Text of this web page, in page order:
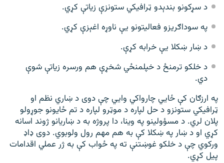
د سړکونو بندېدو ټرافیکي ستونزې زیاتې کړي.
په سوداګریزو فعالیتونو یې ناوړه اغېزې کړي.
د ښار ښکلا یې خرابه کړې.
د خلکو ترمنځ د خپلمنځي شخړې هم ورسره زیاتې شوې
دي.
په ارزګان کې ځايي چارواکي وايي چې دوی د ښاري نظم او
ټرافیکي ستونزو د حل لپاره د موټرو لپاره د تم ځایونو جوړولو
پلان لري. د مسؤولینو په وینا، دا پروژه به د ښاریانو ژوند اسانه
کړي او د ښار په ښکلا کې به هم مهم رول ولوبوي. دوی ډاډ
ورکوي چې د خلکو غوښتنې ته په ځواب کې به ژر عملي اقدامات
پیل کړي.